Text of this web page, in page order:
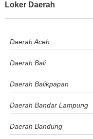
Loker Daerah
Daerah Aceh
Daerah Bali
Daerah Balikpapan
Daerah Bandar Lampung
Daerah Bandung